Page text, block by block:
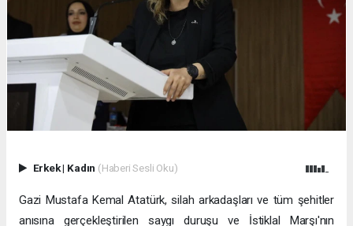
Erkek| Kadın (Haberi Sesli Oku)
Gazi Mustafa Kemal Atatürk, silah arkadaşları ve tüm şehitler
anısına gerçekleştirilen saygı duruşu ve İstiklal Marşı'nın